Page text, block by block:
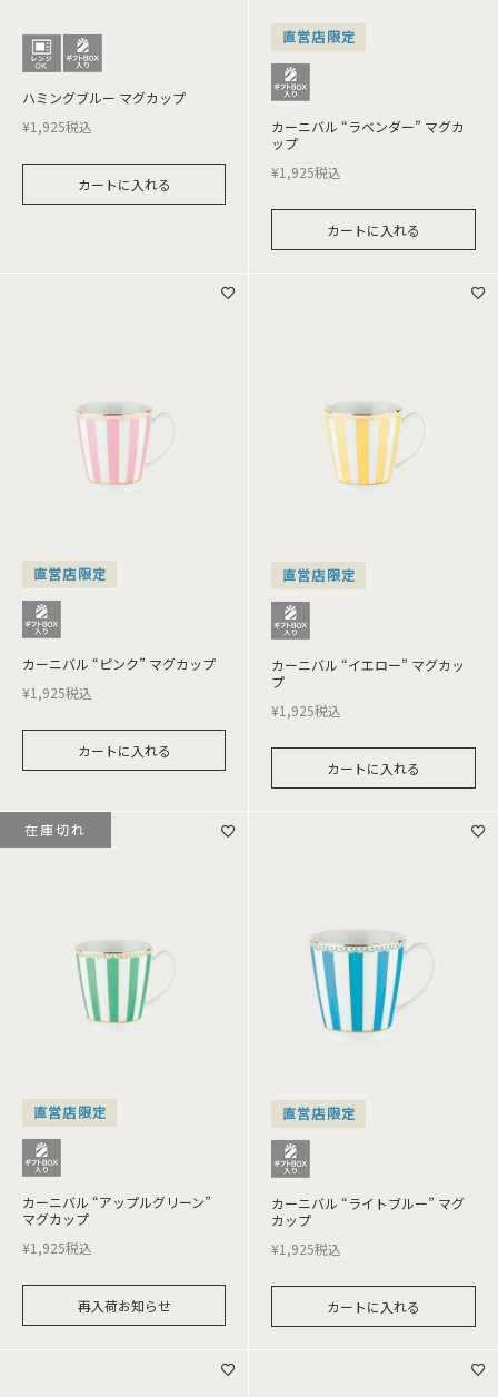
ハミングブルー マグカップ
¥1,925税込
カートに入れる
直営店限定
カーニバル “ラベンダー” マグカ
ップ
¥1,925税込
カートに入れる
直営店限定
カーニバル “ピンク” マグカップ
¥1,925税込
カートに入れる
直営店限定
カーニバル “イエロー” マグカッ
プ
¥1,925税込
カートに入れる
直営店限定
カーニバル “アップルグリーン”
マグカップ
¥1,925税込
再入荷お知らせ
在庫切れ
直営店限定
カーニバル “ライトブルー” マグ
カップ
¥1,925税込
カートに入れる